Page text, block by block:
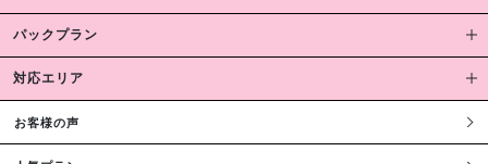
パックプラン
対応エリア
お客様の声